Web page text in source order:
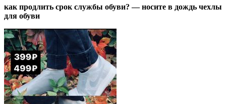
как продлить срок службы обуви? — носите в дождь чехлы
для обуви